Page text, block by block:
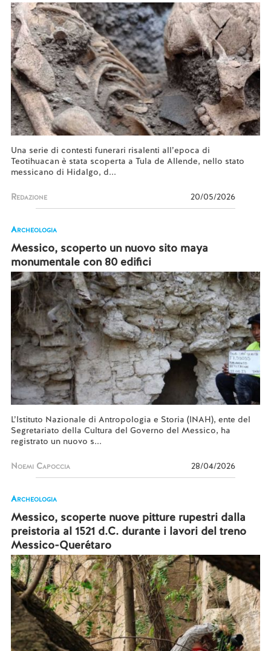
Una serie di contesti funerari risalenti all’epoca di
Teotihuacan è stata scoperta a Tula de Allende, nello stato
messicano di Hidalgo, d...
Redazione 20/05/2026
Archeologia
Messico, scoperto un nuovo sito maya
monumentale con 80 edifici
L’Istituto Nazionale di Antropologia e Storia (INAH), ente del
Segretariato della Cultura del Governo del Messico, ha
registrato un nuovo s...
Noemi Capoccia 28/04/2026
Archeologia
Messico, scoperte nuove pitture rupestri dalla
preistoria al 1521 d.C. durante i lavori del treno
Messico-Querétaro